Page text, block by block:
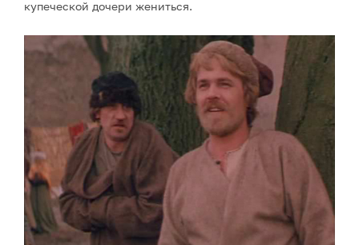
купеческой дочери жениться.